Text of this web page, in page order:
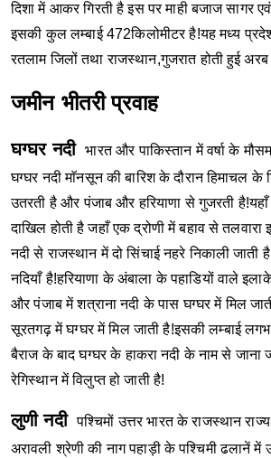
दिशा में आकर गिरती है इस पर माही बजाज सागर
इसकी कुल लम्बाई 472किलोमीटर है!यह मध्य
रतलाम जिलों तथा राजस्थान,गुजरात होती हुई अरब
जमीन भीतरी प्रवाह
घग्घर नदी भारत और पाकिस्तान में वर्षा के
घग्घर नदी माॅनसून की बारिश के दौरान हिमाचल के
उतरती है और पंजाब और हरियाणा से गुजरती
दाखिल होती है जहाँ एक द्रोणी में बहाव से तलवारा
नदी से राजस्थान में दो सिंचाई नहरे निकाली
नदियाँ है!हरियाणा के अंबाला के पहाडियों वाले
और पंजाब में शत्राना नदी के पास घग्घर में मिल
सूरतगढ़ में घग्घर में मिल जाती है!इसकी लम्बाई
बैराज के बाद घग्घर के हाकरा नदी के नाम से जाना
रेगिस्थान में विलुप्त हो जाती है!
लुणी नदी पश्चिमों उत्तर भारत के राजस्थान
अरावली श्रेणी की नाग पहाड़ी के पश्चिमी ढलानें में